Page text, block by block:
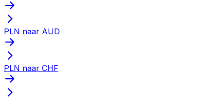
PLN naar AUD
PLN naar CHF